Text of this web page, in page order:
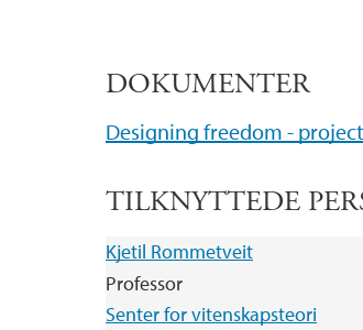
DOKUMENTER
Designing freedom -
TILKNYTTEDE
Kjetil Rommetveit
Professor
Senter for vitenskapsteori